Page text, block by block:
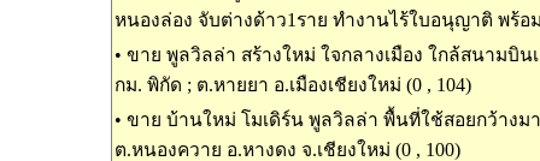
หนองล่อง จับต่างด้าว1ราย ทำงานไร้ใบอนุญาติ พร้อ
• ขาย พูลวิลล่า สร้างใหม่ ใจกลางเมือง ใกล้สนามบิน
กม. พิกัด ; ต.หายยา อ.เมืองเชียงใหม่ (0 , 104)
• ขาย บ้านใหม่ โมเดิร์น พูลวิลล่า พื้นที่ใช้สอยกว้างม
ต.หนองควาย อ.หางดง จ.เชียงใหม่ (0 , 100)